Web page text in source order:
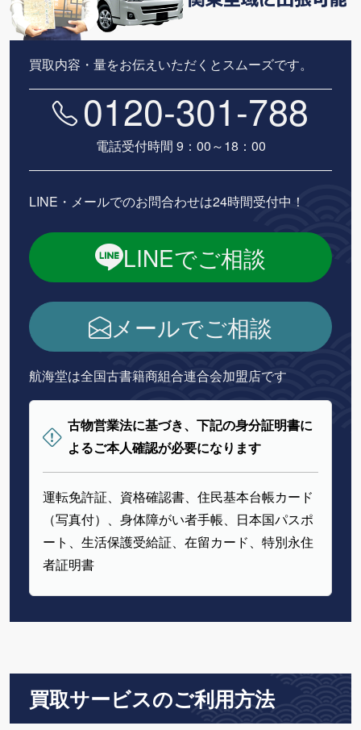
買取内容・量をお伝えいただくとスムーズです。
0120-301-788
電話受付時間 9：00～18：00
LINE・メールでのお問合わせは24時間受付中！
LINEでご相談
メールでご相談
航海堂は全国古書籍商組合連合会加盟店です
古物営業法に基づき、下記の身分証明書に
よるご本人確認が必要になります
運転免許証、資格確認書、住民基本台帳カード
（写真付）、身体障がい者手帳、日本国パスポ
ート、生活保護受給証、在留カード、特別永住
者証明書
買取サービスのご利用方法